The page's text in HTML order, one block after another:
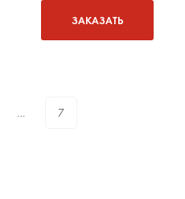
ЗАКАЗАТЬ
… 7